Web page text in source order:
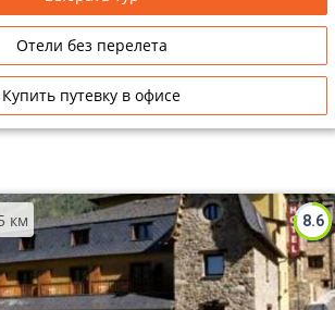
Отели без перелета
Купить путевку в офисе
8.6
км